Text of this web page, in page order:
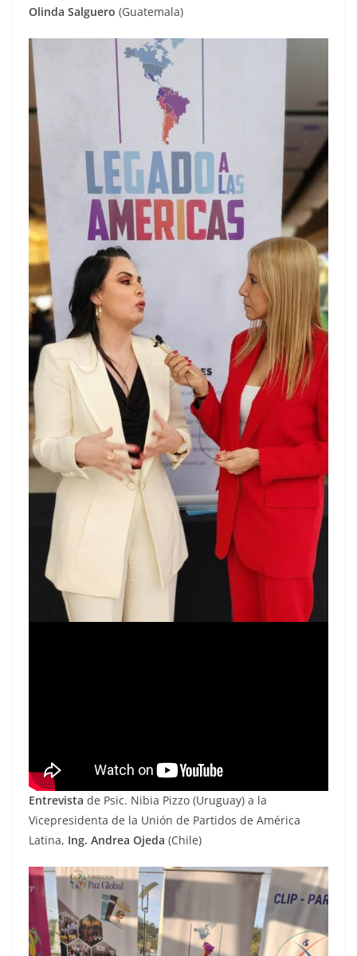
Olinda Salguero (Guatemala)
Entrevista de Psic. Nibia Pizzo (Uruguay) a la
Vicepresidenta de la Unión de Partidos de América
Latina, Ing. Andrea Ojeda (Chile)